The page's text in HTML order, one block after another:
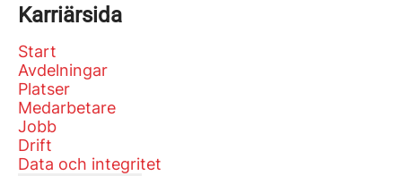
Karriärsida
Start
Avdelningar
Platser
Medarbetare
Jobb
Drift
Data och integritet